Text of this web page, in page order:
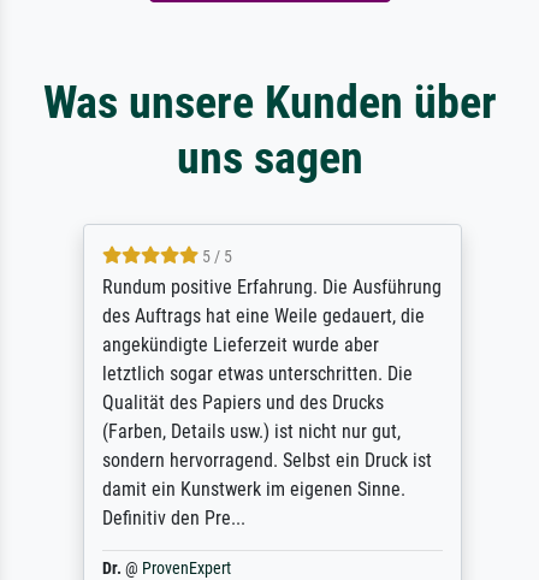
Was unsere Kunden über
uns sagen
5 / 5
Rundum positive Erfahrung. Die Ausführung
des Auftrags hat eine Weile gedauert, die
angekündigte Lieferzeit wurde aber
letztlich sogar etwas unterschritten. Die
Qualität des Papiers und des Drucks
(Farben, Details usw.) ist nicht nur gut,
sondern hervorragend. Selbst ein Druck ist
damit ein Kunstwerk im eigenen Sinne.
Definitiv den Pre...
Dr.@ ProvenExpert